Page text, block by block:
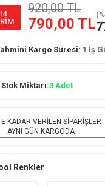
920,00 TL
790,00 TL
Kargo Süresi: 1 İş
Miktarı:3 Adet
KADAR VERİLEN SİPARİŞLER
AYNI GÜN KARGODA
Renkler